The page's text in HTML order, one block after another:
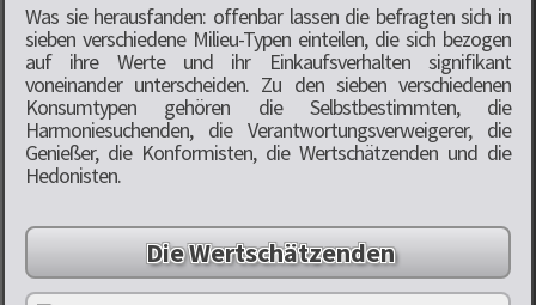
Was sie herausfanden: offenbar lassen die befragten sich in
sieben verschiedene Milieu-Typen einteilen, die sich bezogen
auf ihre Werte und ihr Einkaufsverhalten signifikant
voneinander unterscheiden. Zu den sieben verschiedenen
Konsumtypen gehören die Selbstbestimmten, die
Harmoniesuchenden, die Verantwortungsverweigerer, die
Genießer, die Konformisten, die Wertschätzenden und die
Hedonisten.
Die Wertschätzenden